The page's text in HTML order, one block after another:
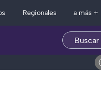
Regionales a más +